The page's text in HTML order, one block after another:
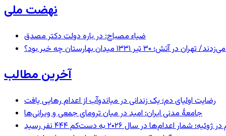
نهضت ملی
ضیاء مصباح: در باره دولت دکتر مصدق
میدان بهارستان چه خبر بود؟
آخرین مطالب
رضایت اولیای دم؛ یک زندانی در میاندوآب از اعدام رهایی یافت
جامعهٔ مدنی ایران: امید در میان ترومای جمعی و ویرانی‌ها